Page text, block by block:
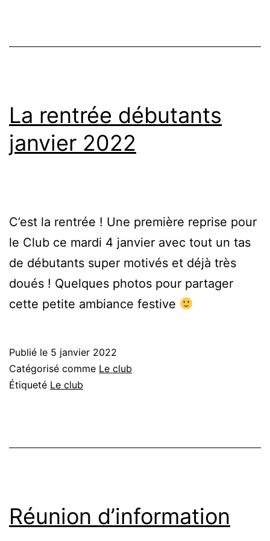
La rentrée débutants
janvier 2022
C’est la rentrée ! Une première reprise pour
le Club ce mardi 4 janvier avec tout un tas
de débutants super motivés et déjà très
doués ! Quelques photos pour partager
cette petite ambiance festive
Publié le 5 janvier 2022
Catégorisé comme Le club
Étiqueté Le club
Réunion d’information